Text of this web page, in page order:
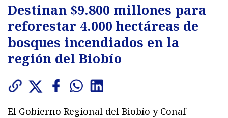
Destinan $9.800 millones para
reforestar 4.000 hectáreas de
bosques incendiados en la
región del Biobío
El Gobierno Regional del Biobío y Conaf